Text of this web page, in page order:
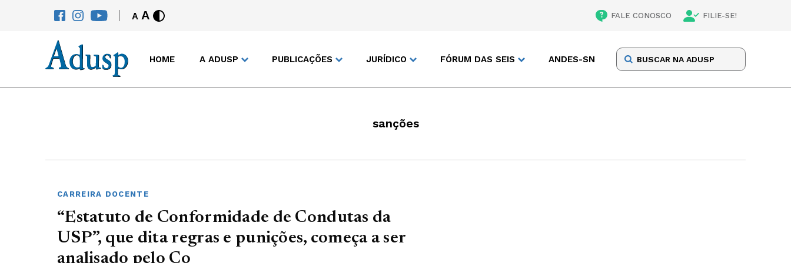
A A FALE CONOSCO FILIE-SE!
HOME A ADUSP PUBLICAÇÕES JURÍDICO FÓRUM DAS SEIS ANDES-SN
sanções
CARREIRA DOCENTE
“Estatuto de Conformidade de Condutas da
USP”, que dita regras e punições, começa a ser
analisado pelo Co